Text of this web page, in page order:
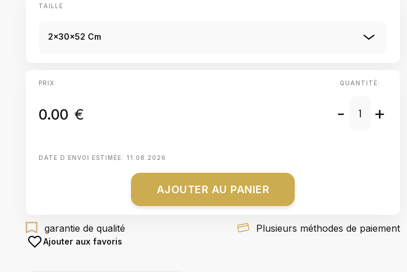
TAILLE
2x30x52 Cm
PRIX
0.00 €
QUANTITÉ:
- +
DATE D΄ENVOI ESTIMÉE: 11.08.2026
AJOUTER AU PANIER
garantie de qualité Plusieurs méthodes de paiement
Ajouter aux favoris